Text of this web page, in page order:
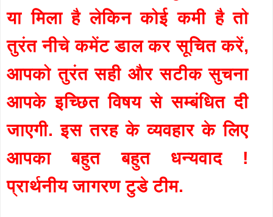
या मिला है लेकिन कोई कमी है तो
तुरंत नीचे कमेंट डाल कर सूचित करें,
आपको तुरंत सही और सटीक सुचना
आपके इच्छित विषय से सम्बंधित दी
जाएगी. इस तरह के व्यवहार के लिए
आपका बहुत बहुत धन्यवाद !
प्रार्थनीय जागरण टुडे टीम.